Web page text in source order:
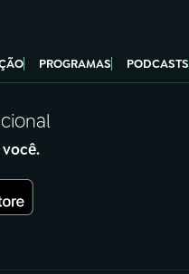
PROGRAMAS PODCASTS